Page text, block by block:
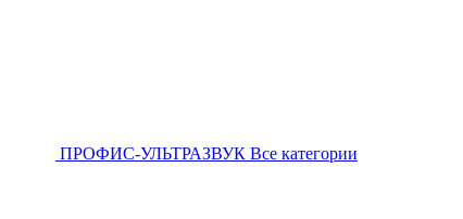
ПРОФИС-УЛЬТРАЗВУК Все категории